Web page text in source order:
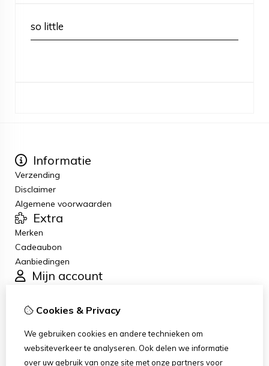
so little
Informatie
Verzending
Disclaimer
Algemene voorwaarden
Extra
Merken
Cadeaubon
Aanbiedingen
Mijn account
Bestelhistorie
Klantenservice
Contact
Retourneren
Cookies & Privacy
We gebruiken cookies en andere technieken om
websiteverkeer te analyseren. Ook delen we informatie
over uw gebruik van onze site met onze partners voor